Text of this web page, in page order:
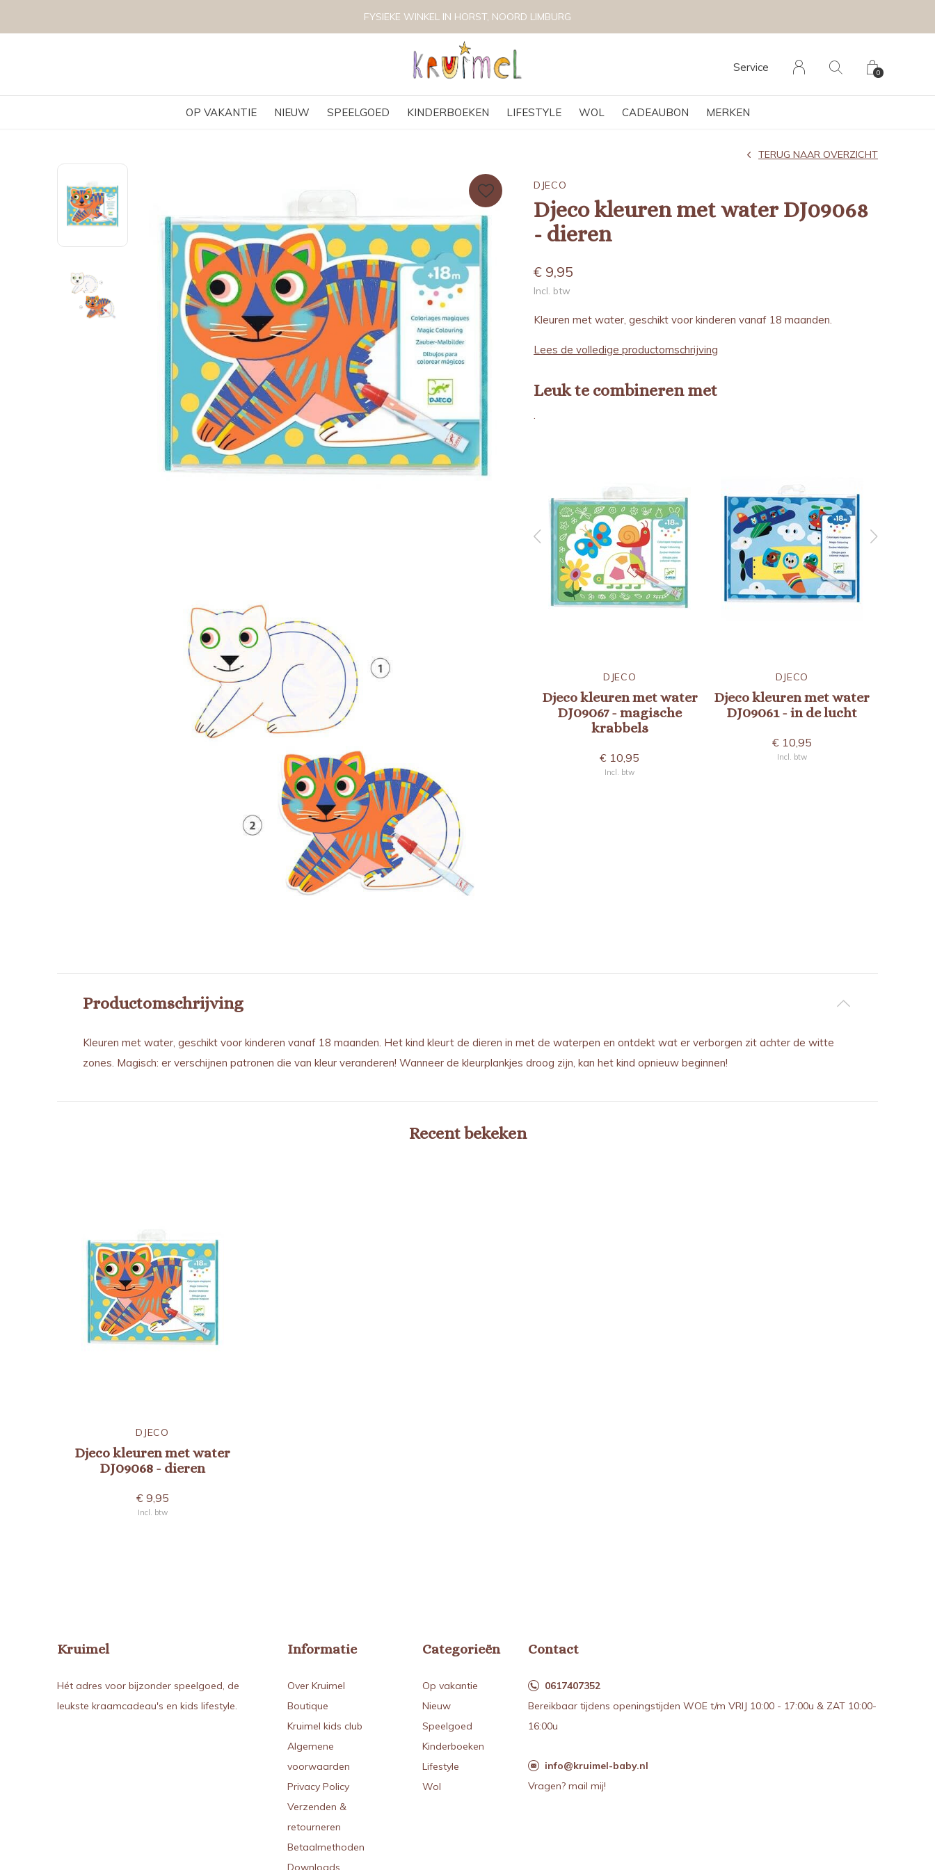
OP VAKANTIE NIEUW SPEELGOED KINDERBOEKEN LIFESTYLE WOL CADEAUBON MERKEN
Service 0
FYSIEKE WINKEL IN HORST, NOORD LIMBURG
DJECO
Djeco kleuren met water DJ09068
- dieren
TERUG NAAR OVERZICHT
€ 9,95
Incl. btw
Kleuren met water, geschikt voor kinderen vanaf 18 maanden.
Lees de volledige productomschrijving
Leuk te combineren met
.
DJECO
Djeco kleuren met water
DJ09061 - in de lucht
Incl. btw
DJECO
Djeco kleuren met water
DJ09067 - magische
krabbels
€ 10,95
Incl. btw
DJECO
Djeco kleuren met water
DJ09061 - in de lucht
€ 10,95
Incl. btw
Productomschrijving
Kleuren met water, geschikt voor kinderen vanaf 18 maanden. Het kind kleurt de dieren in met de waterpen en ontdekt wat er verborgen zit achter de witte
zones. Magisch: er verschijnen patronen die van kleur veranderen! Wanneer de kleurplankjes droog zijn, kan het kind opnieuw beginnen!
Recent bekeken
DJECO
Djeco kleuren met water
DJ09068 - dieren
€ 9,95
Incl. btw
Kruimel
Hét adres voor bijzonder speelgoed, de
leukste kraamcadeau's en kids lifestyle.
Informatie
Over Kruimel
Boutique
Kruimel kids club
Algemene
voorwaarden
Privacy Policy
Verzenden &
retourneren
Betaalmethoden
Downloads
Categorieën
Op vakantie
Nieuw
Speelgoed
Kinderboeken
Lifestyle
Wol
Contact
0617407352
Bereikbaar tijdens openingstijden WOE t/m VRIJ 10:00 - 17:00u & ZAT 10:00-
16:00u
info@kruimel-baby.nl
Vragen? mail mij!